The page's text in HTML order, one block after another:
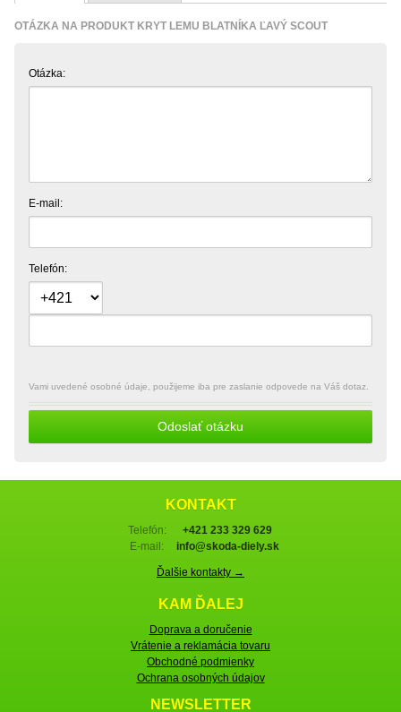
OTÁZKA NA PRODUKT KRYT LEMU BLATNÍKA ĽAVÝ SCOUT
Otázka:
E-mail:
Telefón:
Vami uvedené osobné údaje, použijeme iba pre zaslanie odpovede na Váš dotaz.
Odoslať otázku
KONTAKT
Telefón:
+421 233 329 629
E-mail:
info@skoda-diely.sk
Ďalšie kontakty →
KAM ĎALEJ
Doprava a doručenie
Vrátenie a reklamácia tovaru
Obchodné podmienky
Ochrana osobných údajov
NEWSLETTER